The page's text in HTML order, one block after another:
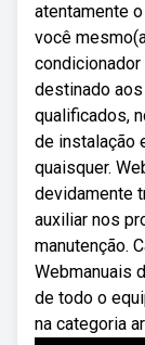
atentamente
você
condicionador
destinado
qualificados,
de instalação
quaisquer.
devidamente
auxiliar nos
manutenção.
Webmanuais
de todo o
na categoria